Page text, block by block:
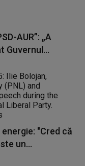
AUR”: „A
Guvernul...
"Cred că
un...